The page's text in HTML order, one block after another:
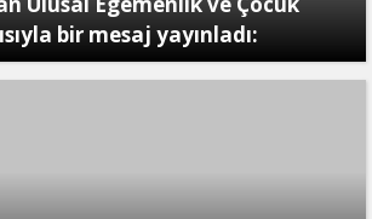
bir mesaj yayınladı: